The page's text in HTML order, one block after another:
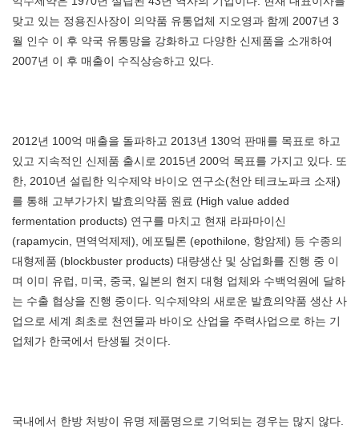
맞고 있는 정용진사장이 의약품 유통업체 지오영과 함께 2007년 3
월 인수 이 후 약국 유통망을 강화하고 다양한 신제품을 소개하여
2007년 이 후 매출이 수직상승하고 있다.
2012년 100억 매출을 돌파하고 2013년 130억 판매를 목표로 하고
있고 지속적인 신제품 출시로 2015년 200억 목표를 가지고 있다. 또
한, 2010년 설립한 익수제약 바이오 연구소(천안 테크노파크 소재)
를 통해 고부가가치 발효의약품 원료 (High value added
fermentation products) 연구를 마치고 현재 라파마이신
(rapamycin, 면역억제제), 에포틸론 (epothilone, 항암제) 등 수종의
대형제품 (blockbuster products) 대량생산 및 상업화를 진행 중 이
며 이미 유럽, 미국, 중국, 일본의 현지 대형 업체와 수백억원에 달하
는 수출 협상을 진행 중이다. 익수제약의 새로운 발효의약품 생산 사
업으로 세계 최초로 천연물과 바이오 산업을 주력사업으로 하는 기
업체가 한국에서 탄생될 것이다.
국내에서 한방 처방이 유명 제품명으로 기억되는 경우는 많지 않다.